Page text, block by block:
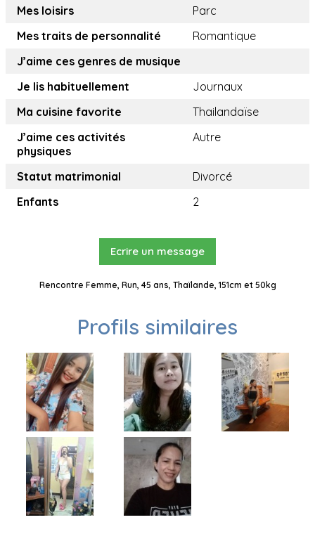
Mes loisirs
Parc
Mes traits de personnalité
Romantique
J’aime ces genres de musique
Je lis habituellement
Journaux
Ma cuisine favorite
Thailandaïse
J’aime ces activités
physiques
Autre
Statut matrimonial
Divorcé
Enfants
2
Ecrire un message
Rencontre Femme, Run, 45 ans, Thaïlande, 151cm et 50kg
Profils similaires